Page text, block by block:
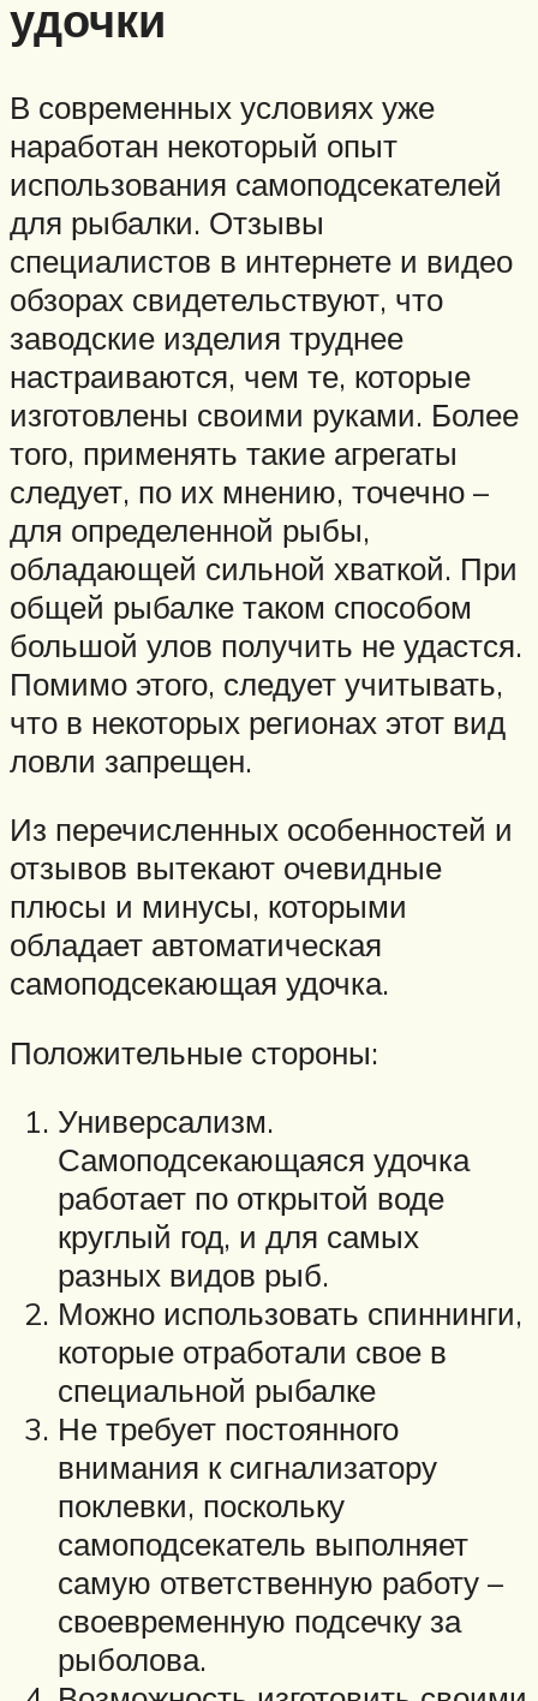
удочки
В современных условиях уже
наработан некоторый опыт
использования самоподсекателей
для рыбалки. Отзывы
специалистов в интернете и видео
обзорах свидетельствуют, что
заводские изделия труднее
настраиваются, чем те, которые
изготовлены своими руками. Более
того, применять такие агрегаты
следует, по их мнению, точечно –
для определенной рыбы,
обладающей сильной хваткой. При
общей рыбалке таком способом
большой улов получить не удастся.
Помимо этого, следует учитывать,
что в некоторых регионах этот вид
ловли запрещен.
Из перечисленных особенностей и
отзывов вытекают очевидные
плюсы и минусы, которыми
обладает автоматическая
самоподсекающая удочка.
Положительные стороны:
Универсализм.
Самоподсекающаяся удочка
работает по открытой воде
круглый год, и для самых
разных видов рыб.
Можно использовать спиннинги,
которые отработали свое в
специальной рыбалке
Не требует постоянного
внимания к сигнализатору
поклевки, поскольку
самоподсекатель выполняет
самую ответственную работу –
своевременную подсечку за
рыболова.